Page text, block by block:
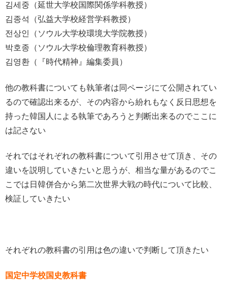
김세중（延世大学校国際関係学科教授）
김종석（弘益大学校経営学科教授）
전상인（ソウル大学校環境大学院教授）
박호종（ソウル大学校倫理教育科教授）
김영환（『時代精神』編集委員）
他の教科書についても執筆者は同ページにて公開されてい
るので確認出来るが、その内容から紛れもなく反日思想を
持った韓国人による執筆であろうと判断出来るのでここに
は記さない
それではそれぞれの教科書について引用させて頂き、その
違いを説明していきたいと思うが、相当な量があるのでこ
こでは日韓併合から第二次世界大戦の時代について比較、
検証していきたい
それぞれの教科書の引用は色の違いで判断して頂きたい
国定中学校国史教科書